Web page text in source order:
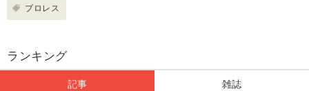
プロレス
ランキング
記事 雑誌